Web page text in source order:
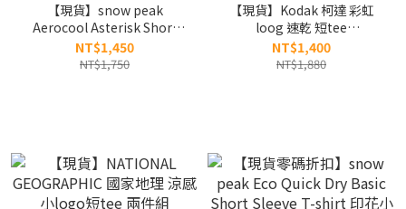
【現貨】snow peak
Aerocool Asterisk Short
Sleeve T-shirt 大印花logo
森林 短tee S25MMFTS88 涼
NT$1,450
NT$1,750
【現貨】Kodak 柯達 彩虹
loog 速乾 短tee
K6223LRS56
NT$1,400
NT$1,880